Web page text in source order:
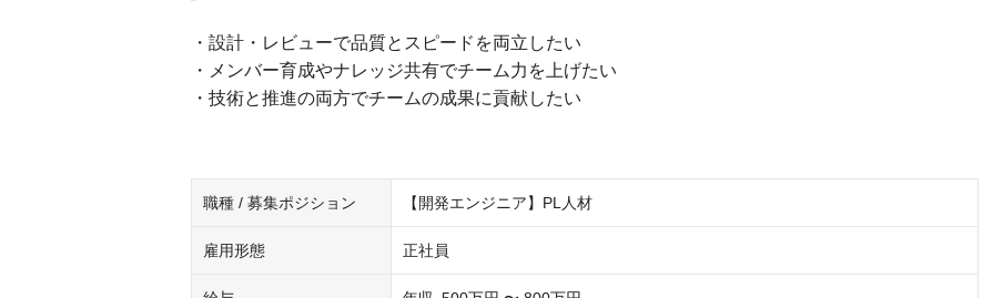
・設計・レビューで品質とスピードを両立したい
・メンバー育成やナレッジ共有でチーム力を上げたい
・技術と推進の両方でチームの成果に貢献したい
職種 / 募集ポジション 【開発エンジニア】PL人材
雇用形態 正社員